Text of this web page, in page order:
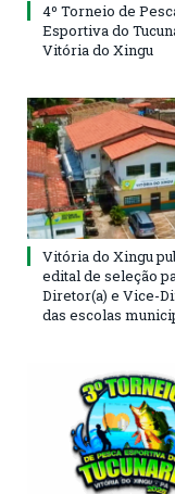
4º Torneio de
Esportiva do
Vitória do Xingu
Vitória do Xingu
edital de seleção
Diretor(a) e Vice-
das escolas